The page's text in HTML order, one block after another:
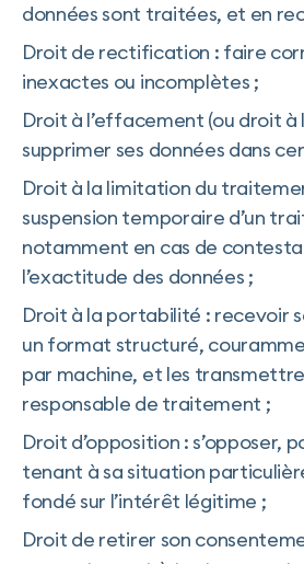
données sont traitées, et en
Droit de rectification : faire
inexactes ou incomplètes ;
Droit à l’effacement (ou droit à
supprimer ses données dans
Droit à la limitation du
suspension temporaire d’un
notamment en cas de
l’exactitude des données ;
Droit à la portabilité : recevoir
un format structuré,
par machine, et les
responsable de traitement ;
Droit d’opposition : s’opposer,
tenant à sa situation
fondé sur l’intérêt légitime ;
Droit de retirer son